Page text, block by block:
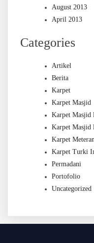
August 2013
April 2013
Categories
Artikel
Berita
Karpet
Karpet Masjid
Karpet Masjid
Karpet Masjid
Karpet
Karpet Turki
Permadani
Portofolio
Uncategorized